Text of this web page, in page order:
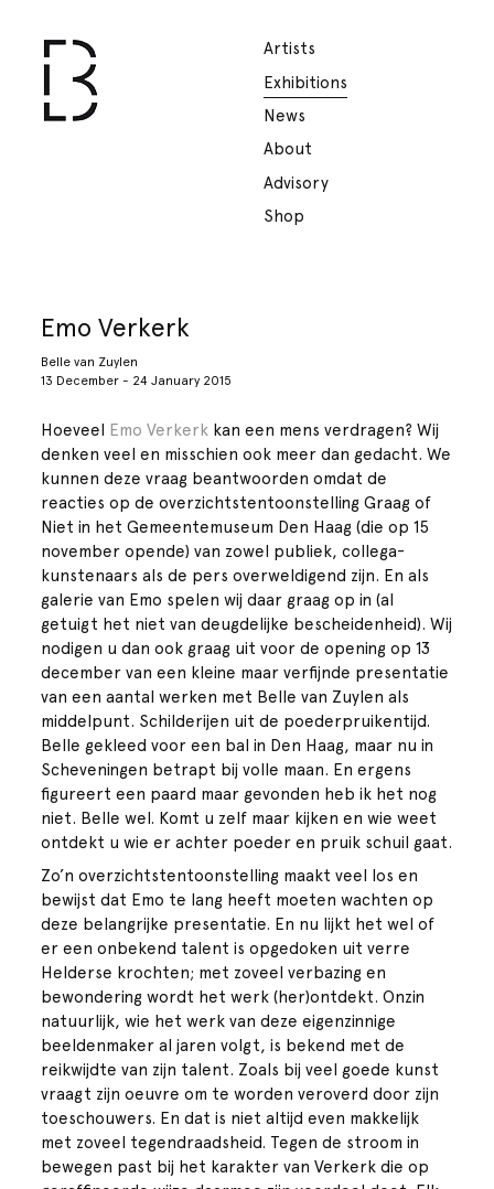
Artists
Exhibitions
News
About
Advisory
Shop
Emo Verkerk
Belle van Zuylen
13 December - 24 January 2015
Hoeveel Emo Verkerk kan een mens verdragen? Wij
denken veel en misschien ook meer dan gedacht. We
kunnen deze vraag beantwoorden omdat de
reacties op de overzichtstentoonstelling Graag of
Niet in het Gemeentemuseum Den Haag (die op 15
november opende) van zowel publiek, collega-
kunstenaars als de pers overweldigend zijn. En als
galerie van Emo spelen wij daar graag op in (al
getuigt het niet van deugdelijke bescheidenheid). Wij
nodigen u dan ook graag uit voor de opening op 13
december van een kleine maar verfijnde presentatie
van een aantal werken met Belle van Zuylen als
middelpunt. Schilderijen uit de poederpruikentijd.
Belle gekleed voor een bal in Den Haag, maar nu in
Scheveningen betrapt bij volle maan. En ergens
figureert een paard maar gevonden heb ik het nog
niet. Belle wel. Komt u zelf maar kijken en wie weet
ontdekt u wie er achter poeder en pruik schuil gaat.
Zo’n overzichtstentoonstelling maakt veel los en
bewijst dat Emo te lang heeft moeten wachten op
deze belangrijke presentatie. En nu lijkt het wel of
er een onbekend talent is opgedoken uit verre
Helderse krochten; met zoveel verbazing en
bewondering wordt het werk (her)ontdekt. Onzin
natuurlijk, wie het werk van deze eigenzinnige
beeldenmaker al jaren volgt, is bekend met de
reikwijdte van zijn talent. Zoals bij veel goede kunst
vraagt zijn oeuvre om te worden veroverd door zijn
toeschouwers. En dat is niet altijd even makkelijk
met zoveel tegendraadsheid. Tegen de stroom in
bewegen past bij het karakter van Verkerk die op